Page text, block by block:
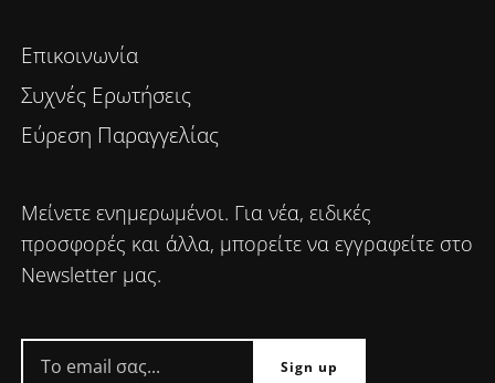
Επικοινωνία
Συχνές Ερωτήσεις
Εύρεση Παραγγελίας
Μείνετε ενημερωμένοι. Για νέα, ειδικές
προσφορές και άλλα, μπορείτε να εγγραφείτε στο
Newsletter μας.